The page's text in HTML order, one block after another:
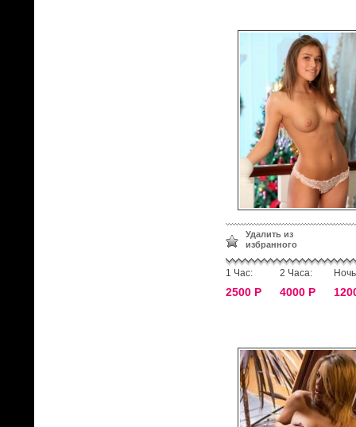
Удалить из
избранного
1 Час:
2500 Р
2 Часа:
4000 Р